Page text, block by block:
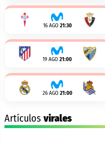
16 AGO 21:30
19 AGO 21:00
26 AGO 21:00
Artículosvirales